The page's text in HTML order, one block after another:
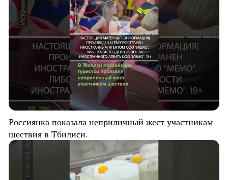
Россиянка показала неприличный жест участникам
шествия в Тбилиси.